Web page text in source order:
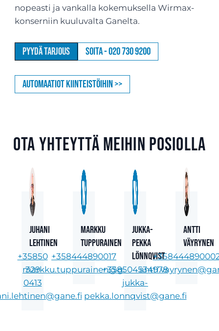
nopeasti ja vankalla kokemuksella Wirmax-
konserniin kuuluvalta Ganelta.
Pyydä tarjous Soita - 020 730 9200
Automaatiot kiinteistöihin >>
Ota yhteyttä meihin Posiolla
Juhani
Lehtinen
+35850
329
0413
Markku
Tuppurainen
+358444890017
markku.tuppurainen@gane.fi
Jukka-
Pekka
Lönnqvist
+358504534978
jukka-
pekka.lonnqvist@gane.fi
Antti
Väyrynen